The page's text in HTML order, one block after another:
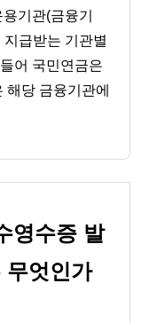
기관(금융기
급받는 기관별
어 국민연금은
당 금융기관에
영수증 발
무엇인가